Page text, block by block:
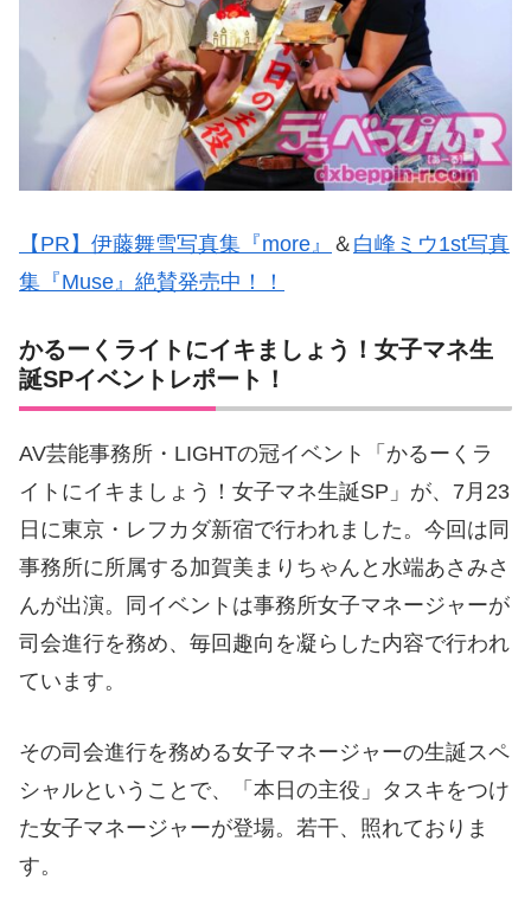
【PR】伊藤舞雪写真集『more』 ＆ 白峰ミウ1st写真
集『Muse』絶賛発売中！！
かるーくライトにイキましょう！女子マネ生
誕SPイベントレポート！
AV芸能事務所・LIGHTの冠イベント「かるーくラ
イトにイキましょう！女子マネ生誕SP」が、7月23
日に東京・レフカダ新宿で行われました。今回は同
事務所に所属する加賀美まりちゃんと水端あさみさ
んが出演。同イベントは事務所女子マネージャーが
司会進行を務め、毎回趣向を凝らした内容で行われ
ています。
その司会進行を務める女子マネージャーの生誕スペ
シャルということで、「本日の主役」タスキをつけ
た女子マネージャーが登場。若干、照れておりま
す。